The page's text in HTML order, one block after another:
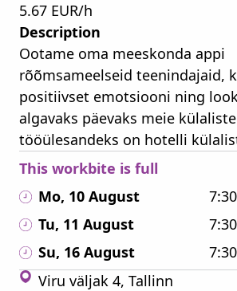
5.67 EUR/h
Description
Ootame oma meeskonda appi
rõõmsameelseid teenindajaid,
positiivset emotsiooni ning
algavaks päevaks meie
tööülesandeks on hotelli
This workbite is full
Mo, 10 August
Tu, 11 August
Su, 16 August
Viru väljak 4, Tallinn